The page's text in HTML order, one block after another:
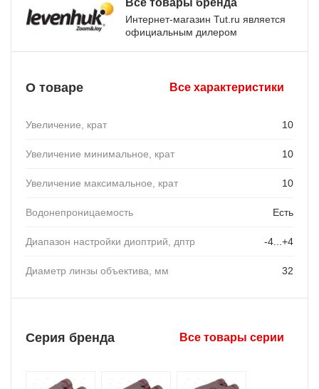
Интернет-магазин Tut.ru является
официальным дилером
О товаре Все характеристики
Увеличение, крат 10
Увеличение минимальное, крат 10
Увеличение максимальное, крат 10
Водонепроницаемость Есть
Диапазон настройки диоптрий, дптр -4...+4
Диаметр линзы объектива, мм 32
Серия бренда Все товары серии